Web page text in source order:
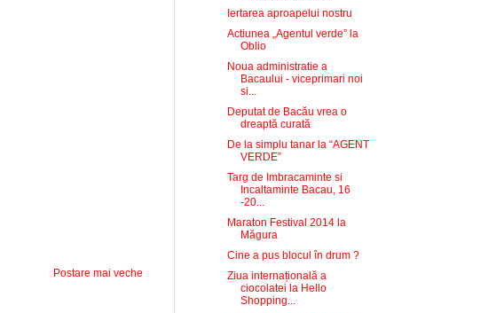
Postare mai veche
Iertarea aproapelui nostru
Actiunea „Agentul verde” la
Oblio
Noua administratie a
Bacaului - viceprimari noi
si...
Deputat de Bacău vrea o
dreaptă curată
De la simplu tanar la “AGENT
VERDE”
Targ de Imbracaminte si
Incaltaminte Bacau, 16
-20...
Maraton Festival 2014 la
Măgura
Cine a pus blocul în drum ?
Ziua internațională a
ciocolatei la Hello
Shopping...